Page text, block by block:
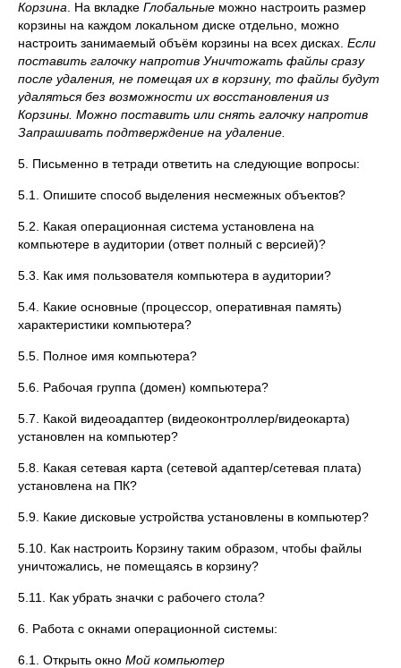
Корзина . На вкладке Глобальные можно настроить размер
корзины на каждом локальном диске отдельно, можно
настроить занимаемый объём корзины на всех дисках. Если
поставить галочку напротив Уничтожать файлы сразу
после удаления, не помещая их в корзину, то файлы будут
удаляться без возможности их восстановления из
Корзины. Можно поставить или снять галочку напротив
Запрашивать подтверждение на удаление.
5. Письменно в тетради ответить на следующие вопросы:
5.1. Опишите способ выделения несмежных объектов?
5.2. Какая операционная система установлена на
компьютере в аудитории (ответ полный с версией)?
5.3. Как имя пользователя компьютера в аудитории?
5.4. Какие основные (процессор, оперативная память)
характеристики компьютера?
5.5. Полное имя компьютера?
5.6. Рабочая группа (домен) компьютера?
5.7. Какой видеоадаптер (видеоконтроллер/видеокарта)
установлен на компьютер?
5.8. Какая сетевая карта (сетевой адаптер/сетевая плата)
установлена на ПК?
5.9. Какие дисковые устройства установлены в компьютер?
5.10. Как настроить Корзину таким образом, чтобы файлы
уничтожались, не помещаясь в корзину?
5.11. Как убрать значки с рабочего стола?
6. Работа с окнами операционной системы:
6.1. Открыть окно Мой компьютер